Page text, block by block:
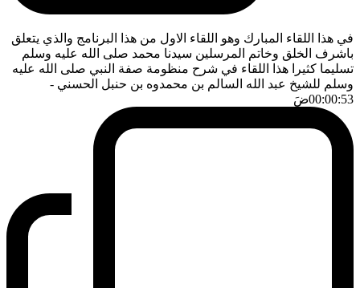
في هذا اللقاء المبارك وهو اللقاء الاول من هذا البرنامج والذي يتعلق
باشرف الخلق وخاتم المرسلين سيدنا محمد صلى الله عليه وسلم
تسليما كثيرا هذا اللقاء في شرح منظومة صفة النبي صلى الله عليه
وسلم للشيخ عبد الله السالم بن محمدوه بن حنبل الحسني -
00:00:53ضَ